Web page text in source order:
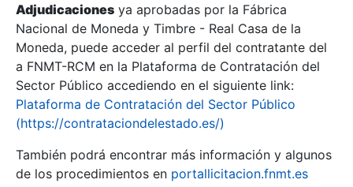
Adjudicaciones ya aprobadas por la Fábrica
Nacional de Moneda y Timbre - Real Casa de la
Moneda, puede acceder al perfil del contratante del
a FNMT-RCM en la Plataforma de Contratación del
Sector Público accediendo en el siguiente link:
Plataforma de Contratación del Sector Público
(https://contrataciondelestado.es/)
También podrá encontrar más información y algunos
de los procedimientos en portallicitacion.fnmt.es